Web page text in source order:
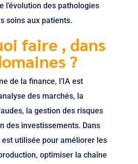
l’évolution des pathologies
soins aux patients.
faire , dans
?
de la finance, l’IA est
des marchés, la
la gestion des risques
des investissements. Dans
est utilisée pour améliorer les
optimiser la chaîne